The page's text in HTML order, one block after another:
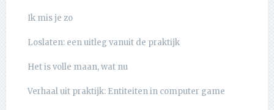
Ik mis je zo
Loslaten: een uitleg vanuit de praktijk
Het is volle maan, wat nu
Verhaal uit praktijk: Entiteiten in computer game